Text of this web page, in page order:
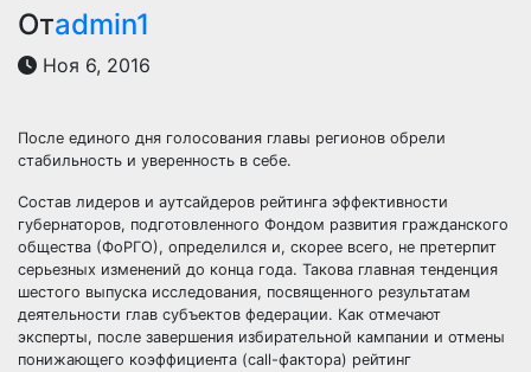
Отadmin1
Ноя 6, 2016
После единого дня голосования главы регионов обрели
стабильность и уверенность в себе.
Состав лидеров и аутсайдеров рейтинга эффективности
губернаторов, подготовленного Фондом развития гражданского
общества (ФоРГО), определился и, скорее всего, не претерпит
серьезных изменений до конца года. Такова главная тенденция
шестого выпуска исследования, посвященного результатам
деятельности глав субъектов федерации. Как отмечают
эксперты, после завершения избирательной кампании и отмены
понижающего коэффициента (call-фактора) рейтинг